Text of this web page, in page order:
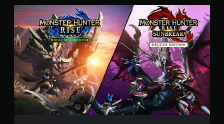
D
e
l
u
x
e
u
n
d
l